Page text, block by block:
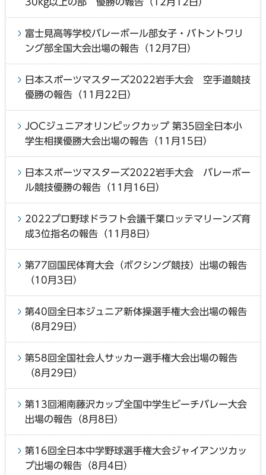
富士見高等学校バレーボール部女子・バトントワリ
ング部全国大会出場の報告（12月7日）
日本スポーツマスターズ2022岩手大会 空手道競技
優勝の報告（11月22日）
JOCジュニアオリンピックカップ 第35回全日本小
学生相撲優勝大会出場の報告（11月15日）
日本スポーツマスターズ2022岩手大会 バレーボー
ル競技優勝の報告（11月16日）
2022プロ野球ドラフト会議千葉ロッテマリーンズ育
成3位指名の報告（11月8日）
第77回国民体育大会（ボクシング競技）出場の報告
（10月3日）
第40回全日本ジュニア新体操選手権大会出場の報告
（8月29日）
第58回全国社会人サッカー選手権大会出場の報告
（8月29日）
第13回湘南藤沢カップ全国中学生ビーチバレー大会
出場の報告（8月8日）
第16回全日本中学野球選手権大会ジャイアンツカッ
プ出場の報告（8月4日）